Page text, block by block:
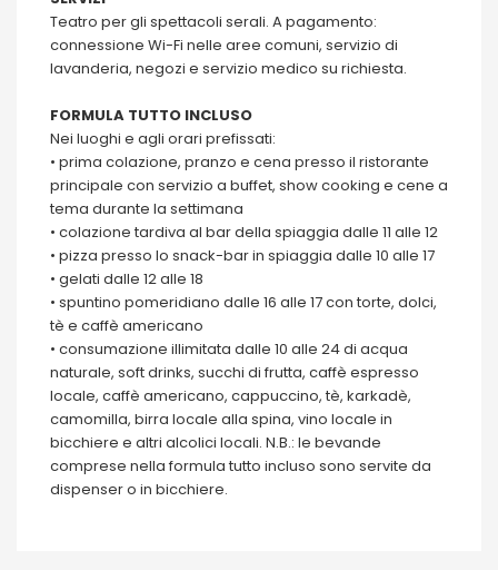
Teatro per gli spettacoli serali. A pagamento:
connessione Wi-Fi nelle aree comuni, servizio di
lavanderia, negozi e servizio medico su richiesta.
FORMULA TUTTO INCLUSO
Nei luoghi e agli orari prefissati:
• prima colazione, pranzo e cena presso il ristorante
principale con servizio a buffet, show cooking e cene a
tema durante la settimana
• colazione tardiva al bar della spiaggia dalle 11 alle 12
• pizza presso lo snack-bar in spiaggia dalle 10 alle 17
• gelati dalle 12 alle 18
• spuntino pomeridiano dalle 16 alle 17 con torte, dolci,
tè e caffè americano
• consumazione illimitata dalle 10 alle 24 di acqua
naturale, soft drinks, succhi di frutta, caffè espresso
locale, caffè americano, cappuccino, tè, karkadè,
camomilla, birra locale alla spina, vino locale in
bicchiere e altri alcolici locali. N.B.: le bevande
comprese nella formula tutto incluso sono servite da
dispenser o in bicchiere.